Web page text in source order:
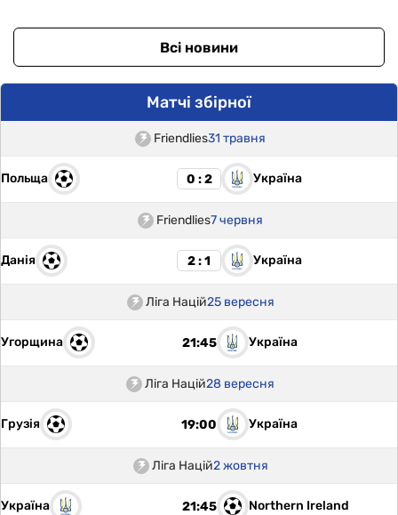
Всі новини
Матчі збірної
Friendlies31 травня
Польща 0 : 2 Україна
Friendlies7 червня
Данія 2 : 1 Україна
Ліга Націй25 вересня
Угорщина 21:45 Україна
Ліга Націй28 вересня
Грузія 19:00 Україна
Ліга Націй2 жовтня
Україна 21:45 Northern Ireland